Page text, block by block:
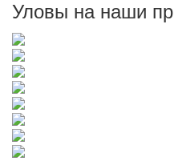
Уловы на наши